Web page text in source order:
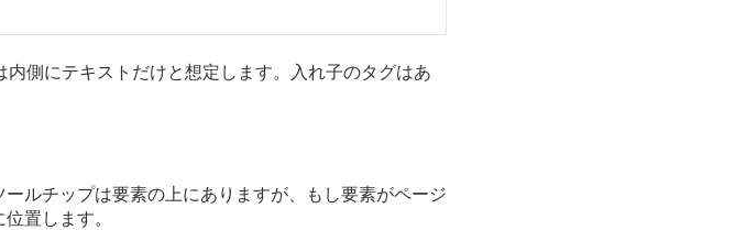
内側にテキストだけと想定します。入れ子のタグはあ
ルチップは要素の上にありますが、もし要素がページ
置します。